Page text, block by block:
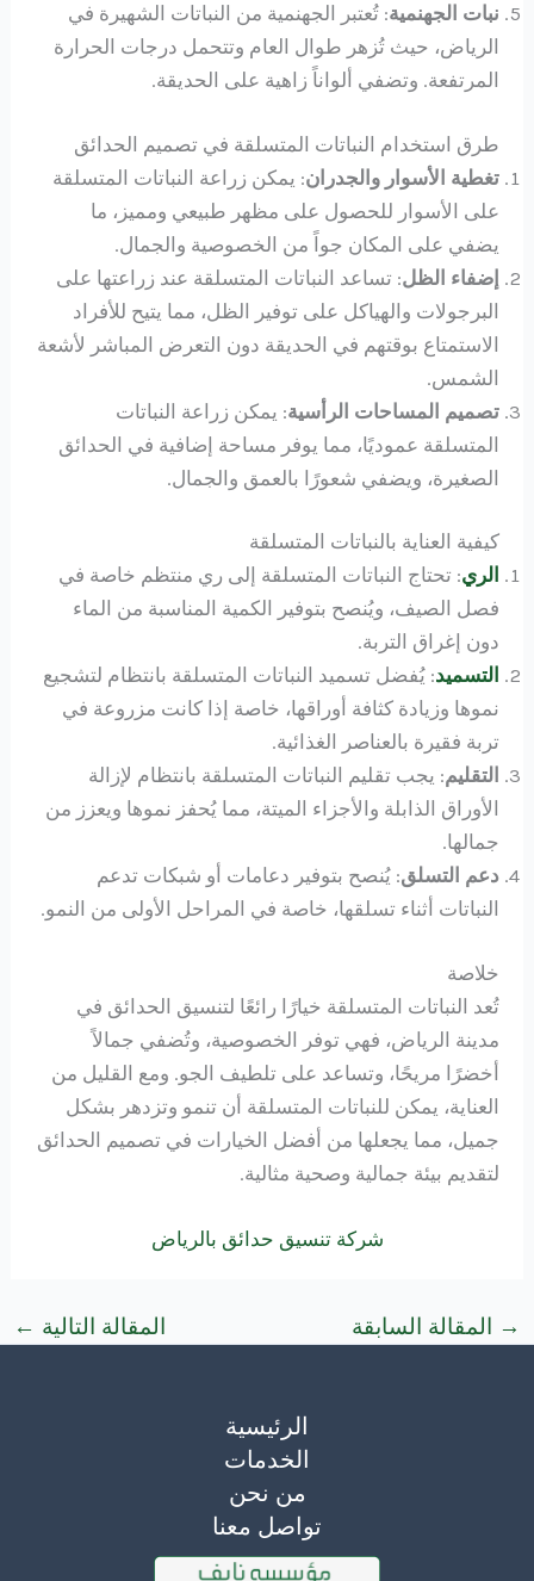
نبات الجهنمية: تُعتبر الجهنمية من النباتات الشهيرة في
الرياض، حيث تُزهر طوال العام وتتحمل درجات الحرارة
المرتفعة. وتضفي ألواناً زاهية على الحديقة.
طرق استخدام النباتات المتسلقة في تصميم الحدائق
تغطية الأسوار والجدران: يمكن زراعة النباتات المتسلقة
على الأسوار للحصول على مظهر طبيعي ومميز، ما
يضفي على المكان جواً من الخصوصية والجمال.
إضفاء الظل: تساعد النباتات المتسلقة عند زراعتها على
البرجولات والهياكل على توفير الظل، مما يتيح للأفراد
الاستمتاع بوقتهم في الحديقة دون التعرض المباشر لأشعة
الشمس.
تصميم المساحات الرأسية: يمكن زراعة النباتات
المتسلقة عموديًا، مما يوفر مساحة إضافية في الحدائق
الصغيرة، ويضفي شعورًا بالعمق والجمال.
كيفية العناية بالنباتات المتسلقة
الري: تحتاج النباتات المتسلقة إلى ري منتظم خاصة في
فصل الصيف، ويُنصح بتوفير الكمية المناسبة من الماء
دون إغراق التربة.
التسميد: يُفضل تسميد النباتات المتسلقة بانتظام لتشجيع
نموها وزيادة كثافة أوراقها، خاصة إذا كانت مزروعة في
تربة فقيرة بالعناصر الغذائية.
التقليم: يجب تقليم النباتات المتسلقة بانتظام لإزالة
الأوراق الذابلة والأجزاء الميتة، مما يُحفز نموها ويعزز من
جمالها.
دعم التسلق: يُنصح بتوفير دعامات أو شبكات تدعم
النباتات أثناء تسلقها، خاصة في المراحل الأولى من النمو.
خلاصة
تُعد النباتات المتسلقة خيارًا رائعًا لتنسيق الحدائق في
مدينة الرياض، فهي توفر الخصوصية، وتُضفي جمالاً
أخضرًا مريحًا، وتساعد على تلطيف الجو. ومع القليل من
العناية، يمكن للنباتات المتسلقة أن تنمو وتزدهر بشكل
جميل، مما يجعلها من أفضل الخيارات في تصميم الحدائق
لتقديم بيئة جمالية وصحية مثالية.
شركة تنسيق حدائق بالرياض
→ المقالة السابقة المقالة التالية ←
الرئيسية
الخدمات
من نحن
تواصل معنا